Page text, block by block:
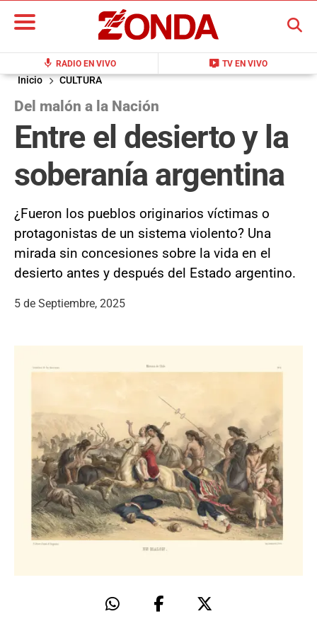
mic RADIO EN VIVO live_tv TV EN VIVO
BUSCAR
Inicio CULTURA
Del malón a la Nación
Entre el desierto y la
soberanía argentina
¿Fueron los pueblos originarios víctimas o
protagonistas de un sistema violento? Una
mirada sin concesiones sobre la vida en el
desierto antes y después del Estado argentino.
5 de Septiembre, 2025